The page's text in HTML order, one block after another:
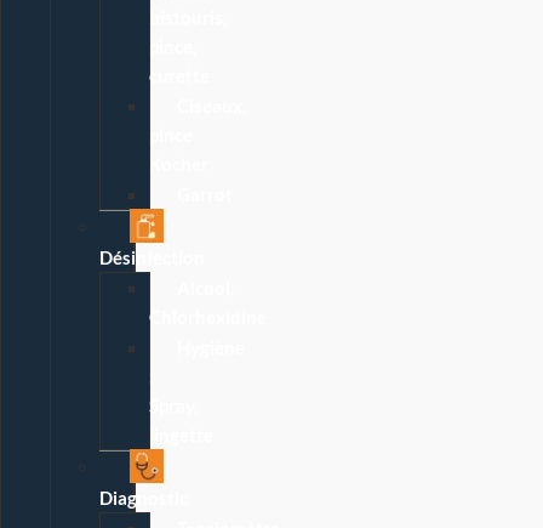
curette
Désinfection
Chlorhexidine
Spray,
Diagnostic